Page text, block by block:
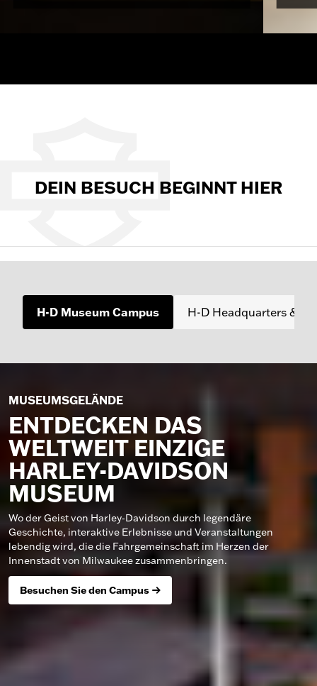
DEIN BESUCH BEGINNT HIER
H-D Museum Campus H-D Headquarters &
MUSEUMSGELÄNDE
ENTDECKEN DAS
WELTWEIT EINZIGE
HARLEY-DAVIDSON
MUSEUM
Wo der Geist von Harley‑Davidson durch legendäre
Geschichte, interaktive Erlebnisse und Veranstaltungen
lebendig wird, die die Fahrgemeinschaft im Herzen der
Innenstadt von Milwaukee zusammenbringen.
Besuchen Sie den Campus